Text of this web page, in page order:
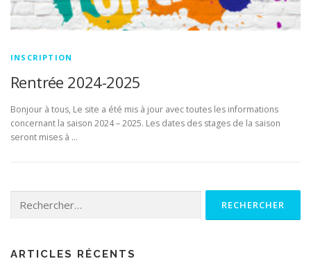
INSCRIPTION
Rentrée 2024-2025
Bonjour à tous, Le site a été mis à jour avec toutes les informations
concernant la saison 2024 – 2025. Les dates des stages de la saison
seront mises à …
ARTICLES RÉCENTS